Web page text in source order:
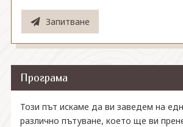
Запитване
Програма
Този път искаме да ви заведем на
различно пътуване, което ще ви